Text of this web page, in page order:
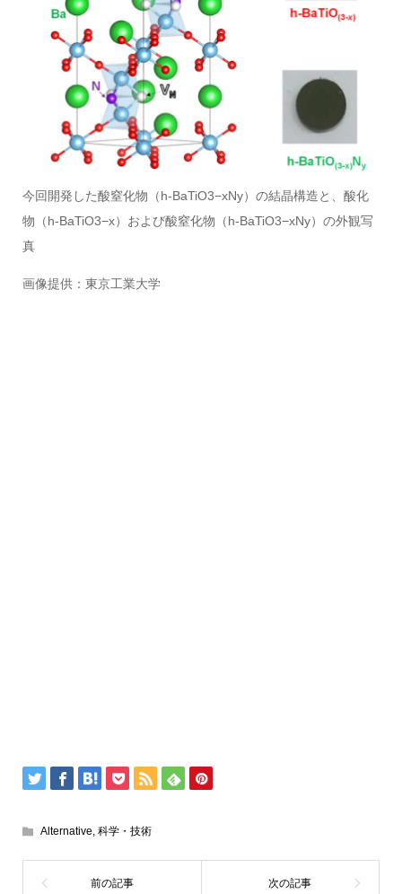
今回開発した酸窒化物（h-BaTiO3−xNy）の結晶構造と、酸化
物（h-BaTiO3−x）および酸窒化物（h-BaTiO3−xNy）の外観写
真
画像提供：東京工業大学
Alternative, 科学・技術